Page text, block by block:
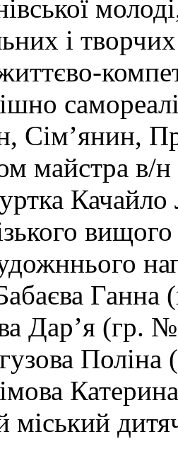
і
Сім’янин,
майстра в/
Ганна
Дар’я (гр.
міський